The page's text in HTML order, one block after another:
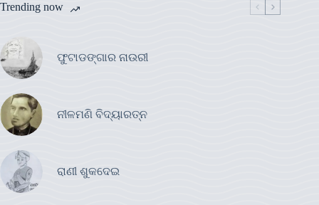
Trending now
ଫୁଟାଡଙ୍ଗାର ନାଉରୀ
ନୀଳମଣି ବିଦ୍ୟାରତ୍ନ
ରାଣୀ ଶୁକଦେଇ